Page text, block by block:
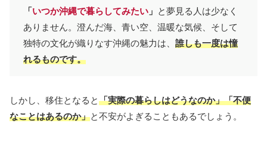
「いつか沖縄で暮らしてみたい」 と夢見る人は少なく
ありません。澄んだ海、青い空、温暖な気候、そして
独特の文化が織りなす沖縄の魅力は、 誰しも一度は憧
れるものです。
しかし、移住となると「実際の暮らしはどうなのか」「不便
なことはあるのか」と不安がよぎることもあるでしょう。